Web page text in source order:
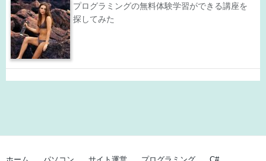
プログラミングの無料体験学習ができる講座を
探してみた